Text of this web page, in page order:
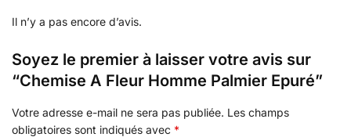
Il n’y a pas encore d’avis.
Soyez le premier à laisser votre avis sur
“Chemise A Fleur Homme Palmier Epuré”
Votre adresse e-mail ne sera pas publiée. Les champs
obligatoires sont indiqués avec *